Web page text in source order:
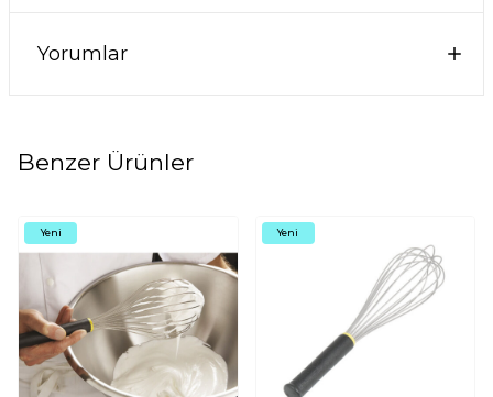
Yorumlar
Benzer Ürünler
Yeni Yeni